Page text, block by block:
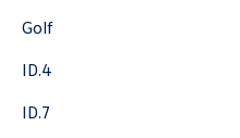
Golf
ID.4
ID.7